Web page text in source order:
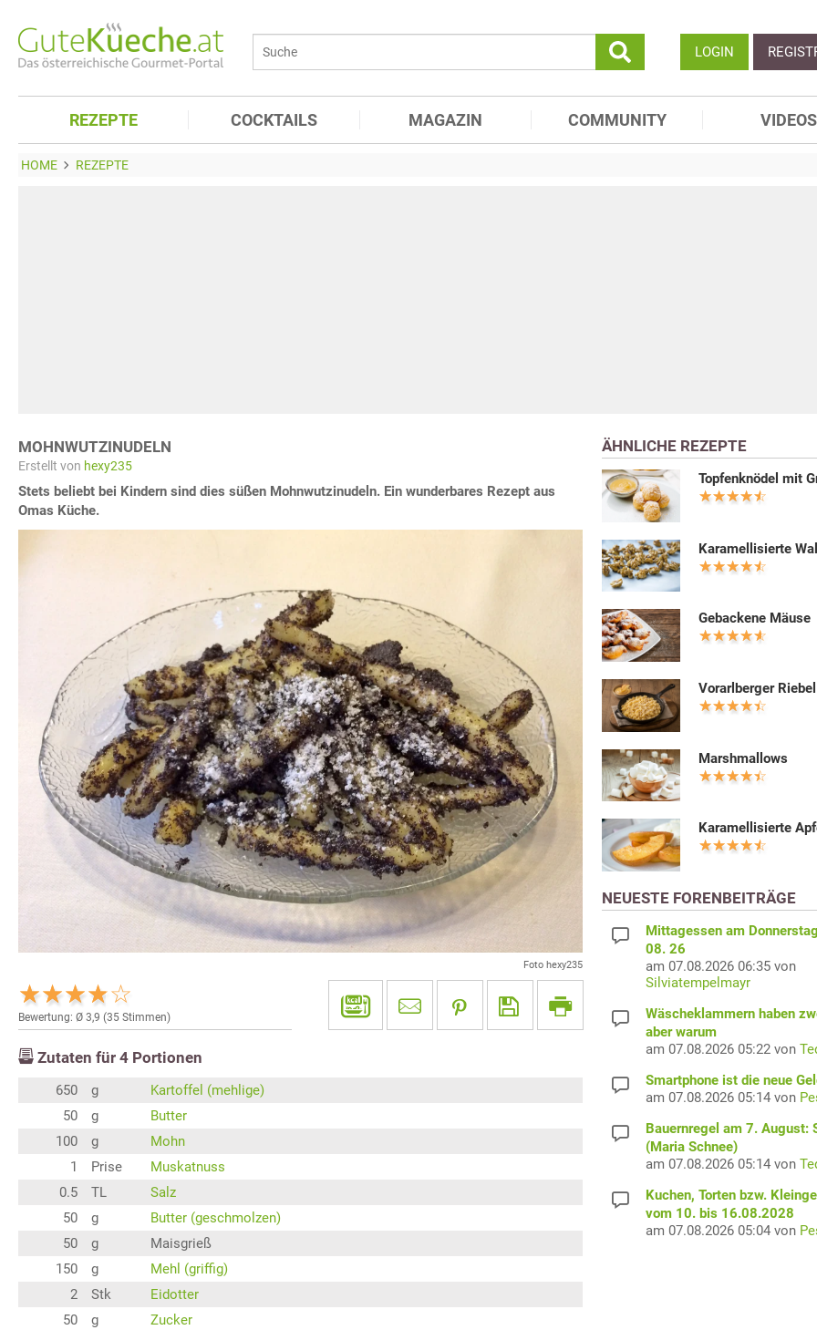
LOGIN
REZEPTE COCKTAILS MAGAZIN COMMUNITY VIDEOS
HOME REZEPTE
MOHNWUTZINUDELN
Erstellt von hexy235
Stets beliebt bei Kindern sind dies süßen Mohnwutzinudeln. Ein wunderbares Rezept aus
Omas Küche.
Foto hexy235
Bewertung: Ø 3,9 (35 Stimmen)
Zutaten für 4 Portionen
650 g
Kartoffel (mehlige)
50
g
Butter
100
g
Mohn
1
Prise
Muskatnuss
0.5
TL
Salz
50
g
Butter (geschmolzen)
50
g
Maisgrieß
150
g
Mehl (griffig)
2
Stk
Eidotter
50
g Zucker
ÄHNLICHE REZEPTE
Topfenknödel mit
Karamellisierte
Gebackene Mäuse
Vorarlberger Riebel
Marshmallows
Karamellisierte
NEUESTE FORENBEITRÄGE
Mittagessen am
08. 26
am 07.08.2026 06:35 von
Silviatempelmayr
Wäscheklammern haben
aber warum
am 07.08.2026 05:22 von
Smartphone ist die neue
am 07.08.2026 05:14 von
Bauernregel am 7. August:
(Maria Schnee)
am 07.08.2026 05:14 von
Kuchen, Torten bzw.
vom 10. bis 16.08.2028
am 07.08.2026 05:04 von